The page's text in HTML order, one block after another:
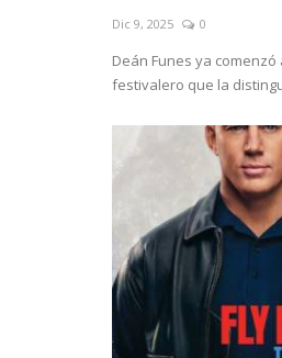
Dic 9, 2025 0
Deán Funes ya
festivalero que la